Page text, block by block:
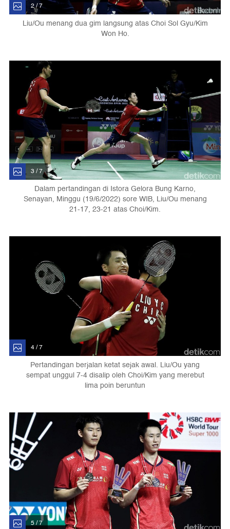
2 / 7
Liu/Ou menang dua gim langsung atas Choi Sol Gyu/Kim
Won Ho.
3 / 7
Dalam pertandingan di Istora Gelora Bung Karno,
Senayan, Minggu (19/6/2022) sore WIB, Liu/Ou menang
21-17, 23-21 atas Choi/Kim.
4 / 7
Pertandingan berjalan ketat sejak awal. Liu/Ou yang
sempat unggul 7-4 disalip oleh Choi/Kim yang merebut
lima poin beruntun
5 / 7